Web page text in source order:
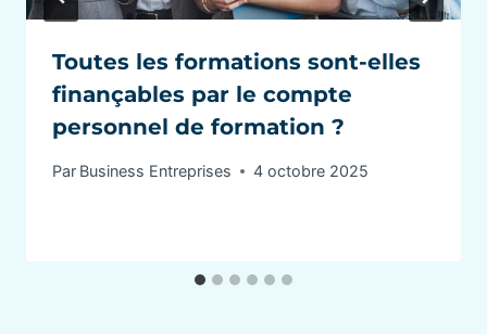
Toutes les formations sont-elles
finançables par le compte
personnel de formation ?
Par Business Entreprises 4 octobre 2025